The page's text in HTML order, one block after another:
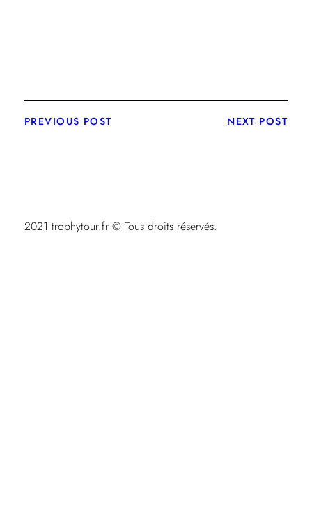
PREVIOUS POST NEXT POST
2021 trophytour.fr © Tous droits réservés.